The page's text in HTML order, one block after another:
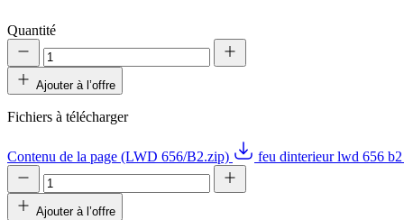
Quantité
Ajouter à l’offre
Fichiers à télécharger
Contenu de la page (LWD 656/B2.zip) feu dinterieur lwd 656
Ajouter à l’offre